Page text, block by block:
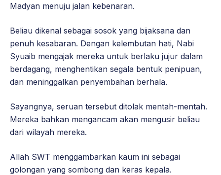
Madyan menuju jalan kebenaran.
Beliau dikenal sebagai sosok yang bijaksana dan
penuh kesabaran. Dengan kelembutan hati, Nabi
Syuaib mengajak mereka untuk berlaku jujur dalam
berdagang, menghentikan segala bentuk penipuan,
dan meninggalkan penyembahan berhala.
Sayangnya, seruan tersebut ditolak mentah-mentah.
Mereka bahkan mengancam akan mengusir beliau
dari wilayah mereka.
Allah SWT menggambarkan kaum ini sebagai
golongan yang sombong dan keras kepala.